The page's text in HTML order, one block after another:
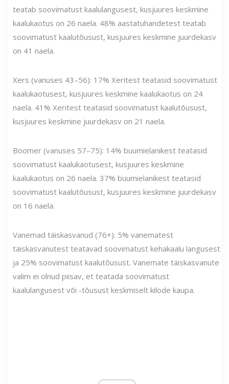
teatab soovimatust kaalulangusest, kusjuures keskmine
kaalukaotus on 26 naela. 48% aastatuhandetest teatab
soovimatust kaalutõusust, kusjuures keskmine juurdekasv
on 41 naela.
Xers (vanuses 43–56): 17% Xeritest teatasid soovimatust
kaalukaotusest, kusjuures keskmine kaalukaotus on 24
naela. 41% Xeritest teatasid soovimatust kaalutõusust,
kusjuures keskmine juurdekasv on 21 naela.
Boomer (vanuses 57–75): 14% buumielanikest teatasid
soovimatust kaalukaotusest, kusjuures keskmine
kaalukaotus on 26 naela. 37% buumielanikest teatasid
soovimatust kaalutõusust, kusjuures keskmine juurdekasv
on 16 naela.
Vanemad täiskasvanud (76+): 5% vanematest
täiskasvanutest teatavad soovimatust kehakaalu langusest
ja 25% soovimatust kaalutõusust. Vanemate täiskasvanute
valim ei olnud piisav, et teatada soovimatust
kaalulangusest või -tõusust keskmiselt kilode kaupa.